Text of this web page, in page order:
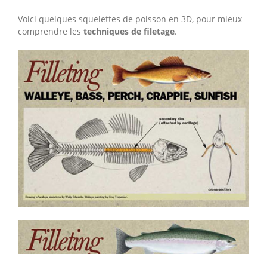
Voici quelques squelettes de poisson en 3D, pour mieux
comprendre les techniques de filetage.